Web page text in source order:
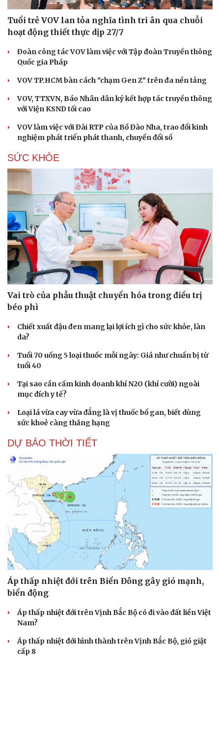
Tuổi trẻ VOV lan tỏa nghĩa tình tri ân qua chuỗi
hoạt động thiết thực dịp 27/7
Đoàn công tác VOV làm việc với Tập đoàn Truyền thông
Quốc gia Pháp
VOV TP.HCM bàn cách "chạm Gen Z" trên đa nền tảng
VOV, TTXVN, Báo Nhân dân ký kết hợp tác truyền thông
với Viện KSND tối cao
VOV làm việc với Đài RTP của Bồ Đào Nha, trao đổi kinh
nghiệm phát triển phát thanh, chuyển đổi số
SỨC KHỎE
Vai trò của phẫu thuật chuyển hóa trong điều trị
béo phì
Chiết xuất đậu đen mang lại lợi ích gì cho sức khỏe, làn
da?
Tuổi 70 uống 5 loại thuốc mỗi ngày: Giá như chuẩn bị từ
tuổi 40
Tại sao cần cấm kinh doanh khí N2O (khí cười) ngoài
mục đích y tế?
Loại lá vừa cay vừa đắng là vị thuốc bổ gan, biết dùng
sức khoẻ càng thăng hạng
DỰ BÁO THỜI TIẾT
Áp thấp nhiệt đới trên Biển Đông gây gió mạnh,
biển động
Áp thấp nhiệt đới trên Vịnh Bắc Bộ có đi vào đất liền Việt
Nam?
Áp thấp nhiệt đới hình thành trên Vịnh Bắc Bộ, gió giật
cấp 8